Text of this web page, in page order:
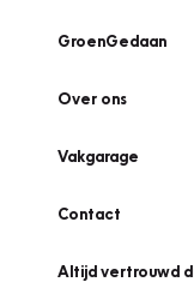
GroenGedaan
Over ons
Vakgarage
Contact
Altijd vertrouwd